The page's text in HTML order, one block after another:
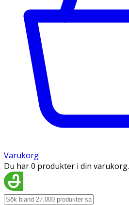
Varukorg
Du har 0 produkter i din varukorg.